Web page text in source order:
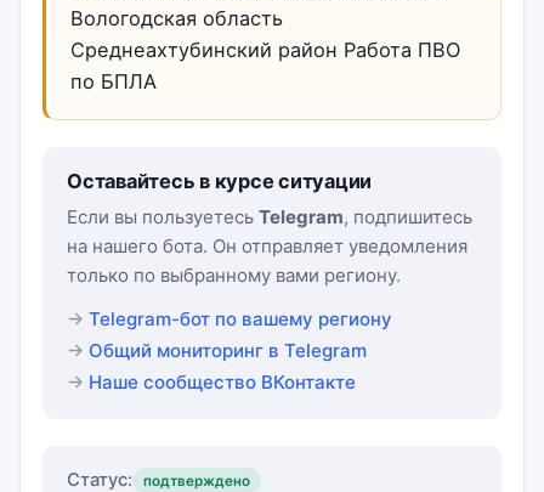
Вологодская область
Среднеахтубинский район Работа ПВО
по БПЛА
Оставайтесь в курсе ситуации
Если вы пользуетесь Telegram, подпишитесь
на нашего бота. Он отправляет уведомления
только по выбранному вами региону.
Telegram-бот по вашему региону
Общий мониторинг в Telegram
Наше сообщество ВКонтакте
Статус: подтверждено